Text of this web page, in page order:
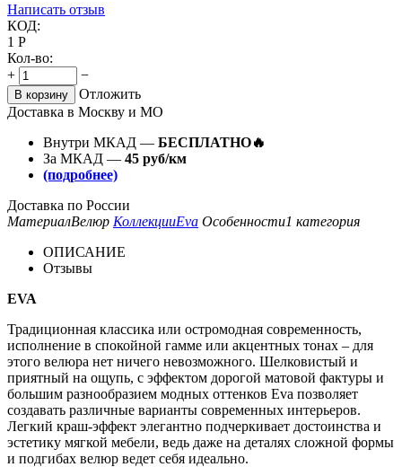
Написать отзыв
КОД:
1 Р
Кол-во:
+
−
В корзину
Отложить
Доставка в Москву и МО
Внутри МКАД — БЕСПЛАТНО🔥
За МКАД — 45 руб/км
(подробнее)
Доставка по России
МатериалВелюр КоллекцииEva Особенности1 категория
ОПИСАНИЕ
Отзывы
EVA
Традиционная классика или остромодная современность,
исполнение в спокойной гамме или акцентных тонах – для
этого велюра нет ничего невозможного. Шелковистый и
приятный на ощупь, с эффектом дорогой матовой фактуры и
большим разнообразием модных оттенков Eva позволяет
создавать различные варианты современных интерьеров.
Легкий краш-эффект элегантно подчеркивает достоинства и
эстетику мягкой мебели, ведь даже на деталях сложной формы
и подгибах велюр ведет себя идеально.